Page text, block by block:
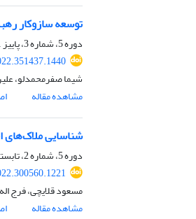
توسعه سازوکار
دوره 5، شماره 3، پاییز 1401، صفحه
شیما صفرمحمدلو،
مشاهده مقاله
شناسایی
دوره 5، شماره 2، تابستان 1401، صفحه
مسعود قلایچی، فرج
مشاهده مقاله